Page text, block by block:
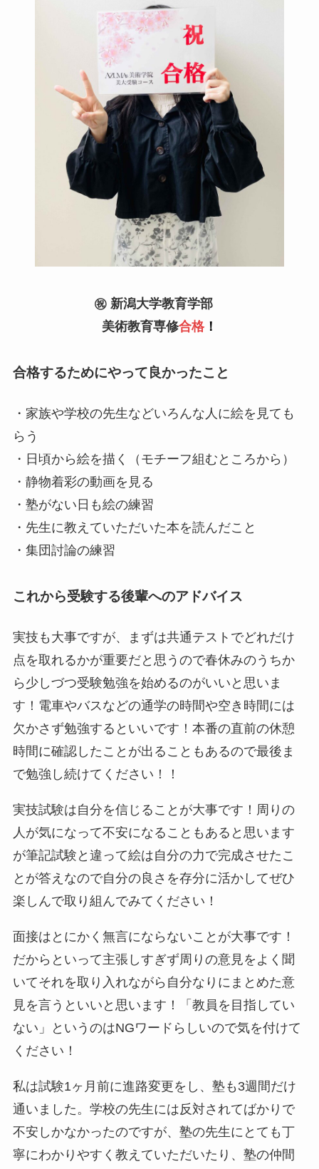
㊗️ 新潟大学教育学部
美術教育専修合格！
合格するためにやって良かったこと
・家族や学校の先生などいろんな人に絵を見ても
らう
・日頃から絵を描く（モチーフ組むところから）
・静物着彩の動画を見る
・塾がない日も絵の練習
・先生に教えていただいた本を読んだこと
・集団討論の練習
これから受験する後輩へのアドバイス
実技も大事ですが、まずは共通テストでどれだけ
点を取れるかが重要だと思うので春休みのうちか
ら少しづつ受験勉強を始めるのがいいと思いま
す！電車やバスなどの通学の時間や空き時間には
欠かさず勉強するといいです！本番の直前の休憩
時間に確認したことが出ることもあるので最後ま
で勉強し続けてください！！
実技試験は自分を信じることが大事です！周りの
人が気になって不安になることもあると思います
が筆記試験と違って絵は自分の力で完成させたこ
とが答えなので自分の良さを存分に活かしてぜひ
楽しんで取り組んでみてください！
面接はとにかく無言にならないことが大事です！
だからといって主張しすぎず周りの意見をよく聞
いてそれを取り入れながら自分なりにまとめた意
見を言うといいと思います！「教員を目指してい
ない」というのはNGワードらしいので気を付けて
ください！
私は試験1ヶ月前に進路変更をし、塾も3週間だけ
通いました。学校の先生には反対されてばかりで
不安しかなかったのですが、塾の先生にとても丁
寧にわかりやすく教えていただいたり、塾の仲間